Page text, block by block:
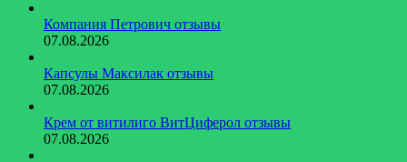
Компания Петрович отзывы
07.08.2026
Капсулы Максилак отзывы
07.08.2026
Крем от витилиго ВитЦиферол отзывы
07.08.2026